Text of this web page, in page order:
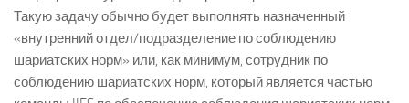
Такую задачу обычно будет выполнять назначенный
«внутренний отдел/подразделение по соблюдению
шариатских норм» или, как минимум, сотрудник по
соблюдению шариатских норм, который является частью